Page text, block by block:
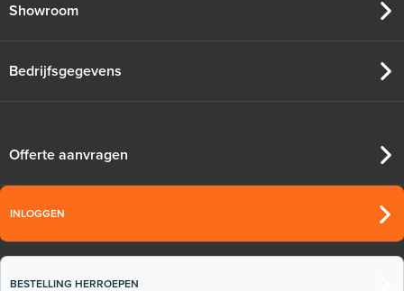
Showroom
Bedrijfsgegevens
Offerte aanvragen
INLOGGEN
BESTELLING HERROEPEN